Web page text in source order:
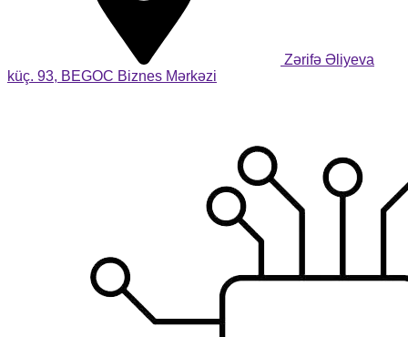
Zərifə Əliyeva
küç. 93, BEGOC Biznes Mərkəzi